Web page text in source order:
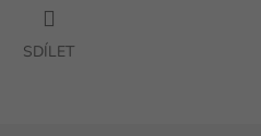
SDÍLET